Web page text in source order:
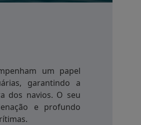
um papel
garantindo a
dos navios. O seu
e profundo